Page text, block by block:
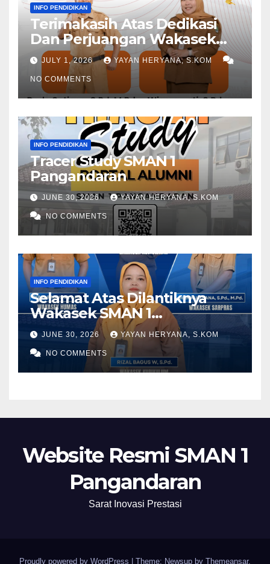
INFO PENDIDIKAN
Terimakasih Atas Dedikasi
Dan Perjuangan Wakasek
Periode 2024-2026
JULY 1, 2026 YAYAN HERYANA, S.KOM
NO COMMENTS
INFO PENDIDIKAN
Tracer Study SMAN 1
Pangandaran
JUNE 30, 2026 YAYAN HERYANA, S.KOM
NO COMMENTS
INFO PENDIDIKAN
Selamat Atas Dilantiknya
Wakasek SMAN 1
Pangandaran Periode 2026-
2028
JUNE 30, 2026 YAYAN HERYANA, S.KOM
NO COMMENTS
Website Resmi SMAN 1
Pangandaran
Sarat Inovasi Prestasi
Proudly powered by WordPress Theme: Newsup by Themeansar.